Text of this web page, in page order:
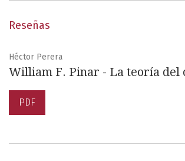
Reseñas
Héctor Perera
William F. Pinar - La teoría
PDF